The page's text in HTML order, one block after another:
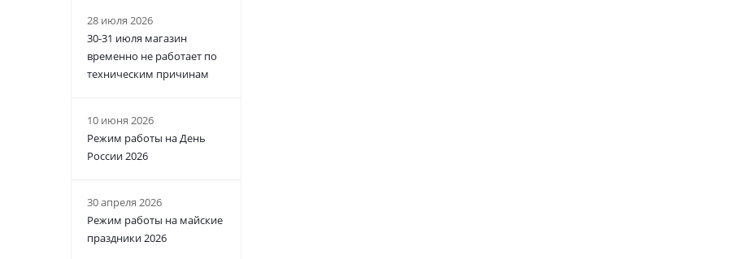
28 июля 2026
30-31 июля магазин
временно не работает по
техническим причинам
10 июня 2026
Режим работы на День
России 2026
30 апреля 2026
Режим работы на майские
праздники 2026